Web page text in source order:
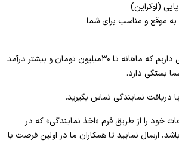
در حال حاضر نمایندگانی داریم که ماهانه تا ۳۰میلیون تومان و بیشتر درآمد
بستگی دارد.
نمایندگی تماس بگیرید.
خود را از طریق فرم «اخذ نمایندگی» که در
ارسال نمایید تا همکاران ما در اولین فرصت با